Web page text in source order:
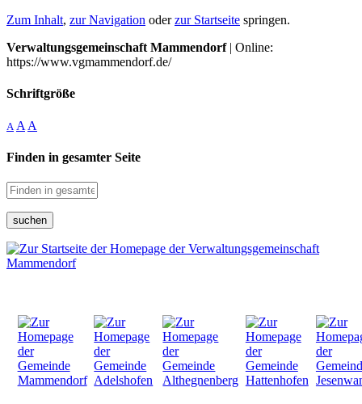
Zum Inhalt, zur Navigation oderzur Startseite springen.
Verwaltungsgemeinschaft Mammendorf| Online:
https://www.vgmammendorf.de/
Schriftgröße
A A A
Finden in gesamter Seite
suchen